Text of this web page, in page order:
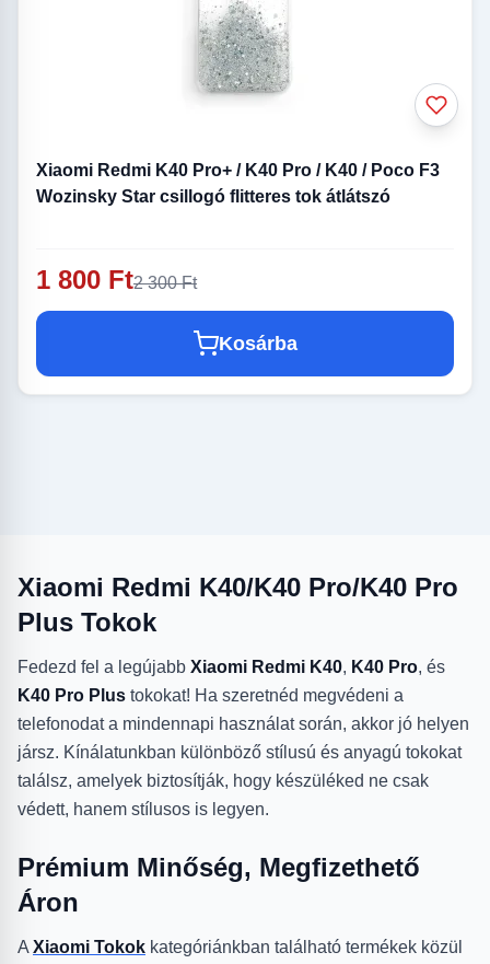
Xiaomi Redmi K40 Pro+ / K40 Pro / K40 / Poco F3
Wozinsky Star csillogó flitteres tok átlátszó
1 800 Ft2 300 Ft
Kosárba
Xiaomi Redmi K40/K40 Pro/K40 Pro
Plus Tokok
Fedezd fel a legújabb Xiaomi Redmi K40, K40 Pro, és
K40 Pro Plus tokokat! Ha szeretnéd megvédeni a
telefonodat a mindennapi használat során, akkor jó helyen
jársz. Kínálatunkban különböző stílusú és anyagú tokokat
találsz, amelyek biztosítják, hogy készüléked ne csak
védett, hanem stílusos is legyen.
Prémium Minőség, Megfizethető
Áron
A Xiaomi Tokok kategóriánkban található termékek közül